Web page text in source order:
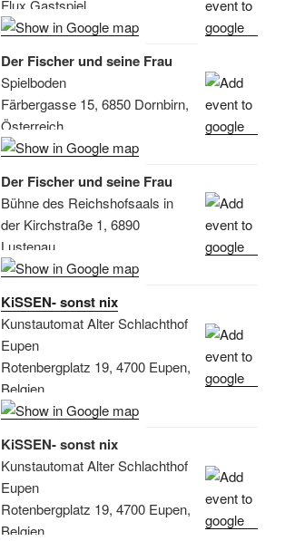
Flux Gastspiel
Der Fischer und seine Frau
Spielboden
Färbergasse 15, 6850 Dornbirn,
Österreich
Der Fischer und seine Frau
Bühne des Reichshofsaals in
der Kirchstraße 1, 6890
Lustenau
KiSSEN- sonst nix
Kunstautomat Alter Schlachthof
Eupen
Rotenbergplatz 19, 4700 Eupen,
Belgien
KiSSEN- sonst nix
Kunstautomat Alter Schlachthof
Eupen
Rotenbergplatz 19, 4700 Eupen,
Belgien